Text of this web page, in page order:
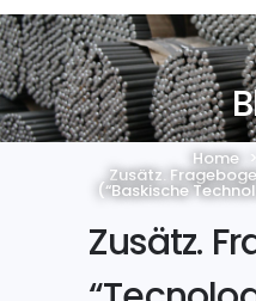
Home
Zusätz.
(“Baskische
Zusätz.